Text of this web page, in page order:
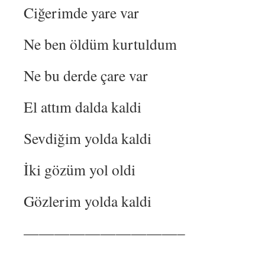
Ciğerimde yare var
Ne ben öldüm kurtuldum
Ne bu derde çare var
El attım dalda kaldi
Sevdiğim yolda kaldi
İki gözüm yol oldi
Gözlerim yolda kaldi
——————————–